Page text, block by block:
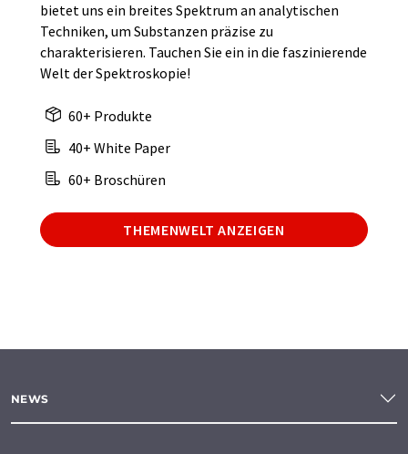
bietet uns ein breites Spektrum an analytischen
Techniken, um Substanzen präzise zu
charakterisieren. Tauchen Sie ein in die faszinierende
Welt der Spektroskopie!
60+ Produkte
40+ White Paper
60+ Broschüren
THEMENWELT ANZEIGEN
NEWS